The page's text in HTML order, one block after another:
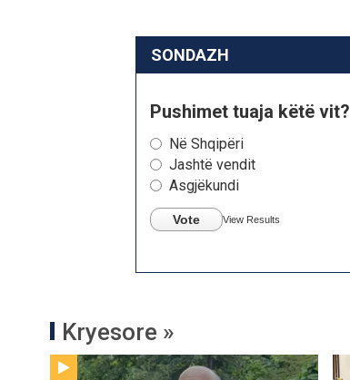
SONDAZH
Pushimet tuaja këtë vit?
Në Shqipëri
Jashtë vendit
Asgjëkundi
Vote View Results
Kryesore »